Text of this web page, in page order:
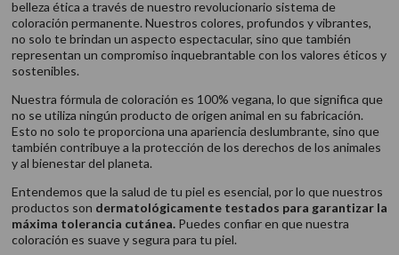
belleza ética a través de nuestro revolucionario sistema de
coloración permanente. Nuestros colores, profundos y vibrantes,
no solo te brindan un aspecto espectacular, sino que también
representan un compromiso inquebrantable con los valores éticos y
sostenibles.
Nuestra fórmula de coloración es 100% vegana, lo que significa que
no se utiliza ningún producto de origen animal en su fabricación.
Esto no solo te proporciona una apariencia deslumbrante, sino que
también contribuye a la protección de los derechos de los animales
y al bienestar del planeta.
Entendemos que la salud de tu piel es esencial, por lo que nuestros
productos son dermatológicamente testados para garantizar la
máxima tolerancia cutánea.Puedes confiar en que nuestra
coloración es suave y segura para tu piel.